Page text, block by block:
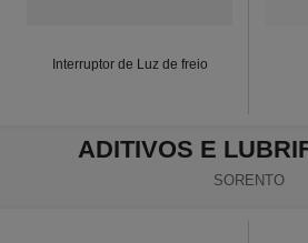
Interruptor de Luz de freio
ADITIVOS E
SORENTO